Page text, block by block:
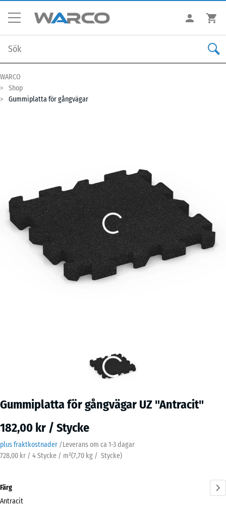
WARCO
Shop
Gummiplatta för gångvägar
Gummiplatta för gångvägar UZ "Antracit"
182,00 kr / Stycke
plus fraktkostnader /Leverans om ca 1-3 dagar
728,00 kr / 4 Stycke / m²(7,70 kg / Stycke)
Färg
Antracit